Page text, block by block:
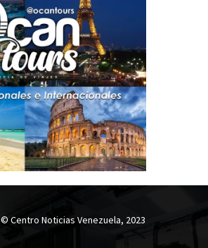
© Centro Noticias Venezuela, 2023